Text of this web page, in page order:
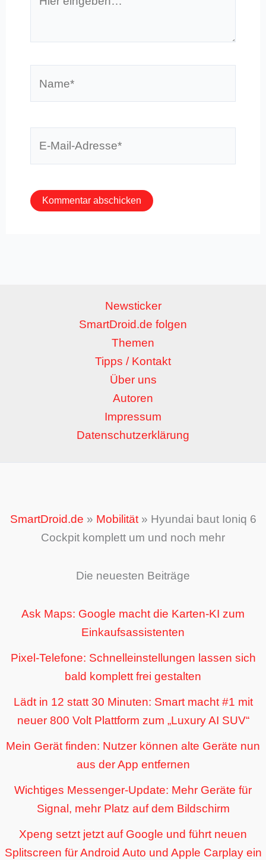
eingeben…
Newsticker
SmartDroid.de folgen
Themen
Tipps / Kontakt
Über uns
Autoren
Impressum
Datenschutzerklärung
SmartDroid.de » Mobilität» Hyundai baut Ioniq 6
Cockpit komplett um und noch mehr
Die neuesten Beiträge
Ask Maps: Google macht die Karten-KI zum
Einkaufsassistenten
Pixel-Telefone: Schnelleinstellungen lassen sich
bald komplett frei gestalten
Lädt in 12 statt 30 Minuten: Smart macht #1 mit
neuer 800 Volt Plattform zum „Luxury AI SUV“
Mein Gerät finden: Nutzer können alte Geräte nun
aus der App entfernen
Wichtiges Messenger-Update: Mehr Geräte für
Signal, mehr Platz auf dem Bildschirm
Xpeng setzt jetzt auf Google und führt neuen
Splitscreen für Android Auto und Apple Carplay ein